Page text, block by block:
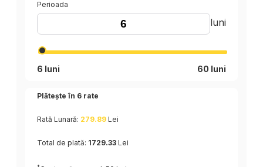
Perioada
luni
6 luni 60 luni
Plătește în 6 rate
Rată Lunară: 279.89 Lei
Total de plată: 1729.33 Lei